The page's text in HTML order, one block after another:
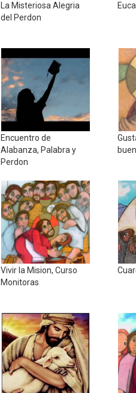
La Misteriosa Alegri­a
del Perdon
Encuentro de
Alabanza, Palabra y
Perdon
Vivir la Mision, Curso
Monitoras